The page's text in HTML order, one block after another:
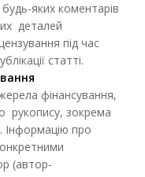
яких коментарів
деталей
під час
статті.
фінансування,
рукопису, зокрема
Інформацію про
(автор-